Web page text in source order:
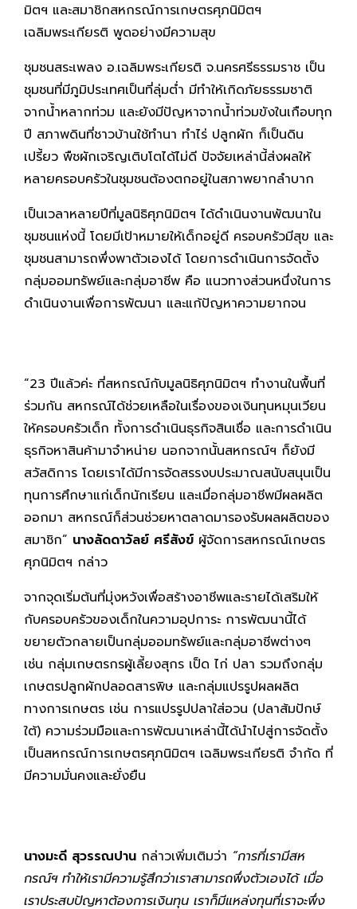
มิตฯ และสมาชิกสหกรณ์การเกษตรศุภนิมิตฯ
เฉลิมพระเกียรติ พูดอย่างมีความสุข
ชุมชนสระเพลง อ.เฉลิมพระเกียรติ จ.นครศรีธรรมราช เป็น
ชุมชนที่มีภูมิประเทศเป็นที่ลุ่มต่ำ มีทำให้เกิดภัยธรรมชาติ
จากน้ำหลากท่วม และยังมีปัญหาจากน้ำท่วมขังในเกือบทุก
ปี สภาพดินที่ชาวบ้านใช้ทำนา ทำไร่ ปลูกผัก ก็เป็นดิน
เปรี้ยว พืชผักเจริญเติบโตได้ไม่ดี ปัจจัยเหล่านี้ส่งผลให้
หลายครอบครัวในชุมชนต้องตกอยู่ในสภาพยากลำบาก
เป็นเวลาหลายปีที่มูลนิธิศุภนิมิตฯ ได้ดำเนินงานพัฒนาใน
ชุมชนแห่งนี้ โดยมีเป้าหมายให้เด็กอยู่ดี ครอบครัวมีสุข และ
ชุมชนสามารถพึ่งพาตัวเองได้ โดยการดำเนินการจัดตั้ง
กลุ่มออมทรัพย์และกลุ่มอาชีพ คือ แนวทางส่วนหนึ่งในการ
ดำเนินงานเพื่อการพัฒนา และแก้ปัญหาความยากจน
“23 ปีแล้วค่ะ ที่สหกรณ์กับมูลนิธิศุภนิมิตฯ ทำงานในพื้นที่
ร่วมกัน สหกรณ์ได้ช่วยเหลือในเรื่องของเงินทุนหมุนเวียน
ให้ครอบครัวเด็ก ทั้งการดำเนินธุรกิจสินเชื่อ และการดำเนิน
ธุรกิจหาสินค้ามาจำหน่าย นอกจากนั้นสหกรณ์ฯ ก็ยังมี
สวัสดิการ โดยเราได้มีการจัดสรรงบประมาณสนับสนุนเป็น
ทุนการศึกษาแก่เด็กนักเรียน และเมื่อกลุ่มอาชีพมีผลผลิต
ออกมา สหกรณ์ก็ส่วนช่วยหาตลาดมารองรับผลผลิตของ
สมาชิก” นางลัดดาวัลย์ ศรีสังข์ ผู้จัดการสหกรณ์เกษตร
ศุภนิมิตฯ กล่าว
จากจุดเริ่มต้นที่มุ่งหวังเพื่อสร้างอาชีพและรายได้เสริมให้
กับครอบครัวของเด็กในความอุปการะ การพัฒนานี้ได้
ขยายตัวกลายเป็นกลุ่มออมทรัพย์และกลุ่มอาชีพต่างๆ
เช่น กลุ่มเกษตรกรผู้เลี้ยงสุกร เป็ด ไก่ ปลา รวมถึงกลุ่ม
เกษตรปลูกผักปลอดสารพิษ และกลุ่มแปรรูปผลผลิต
ทางการเกษตร เช่น การแปรรูปปลาใส่อวน (ปลาส้มปักษ์
ใต้) ความร่วมมือและการพัฒนาเหล่านี้ได้นำไปสู่การจัดตั้ง
เป็นสหกรณ์การเกษตรศุภนิมิตฯ เฉลิมพระเกียรติ จำกัด ที่
มีความมั่นคงและยั่งยืน
นางมะดี สุวรรณปาน กล่าวเพิ่มเติมว่า “การที่เรามีสห
กรณ์ฯ ทำให้เรามีความรู้สึกว่าเราสามารถพึ่งตัวเองได้ เมื่อ
เราประสบปัญหาต้องการเงินทุน เราก็มีแหล่งทุนที่เราจะพึ่ง